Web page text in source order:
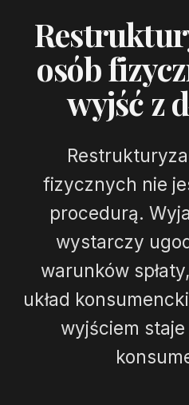
osób
wyjść z
fizycznych nie
procedurą.
wystarczy
warunków
układ
wyjściem staje